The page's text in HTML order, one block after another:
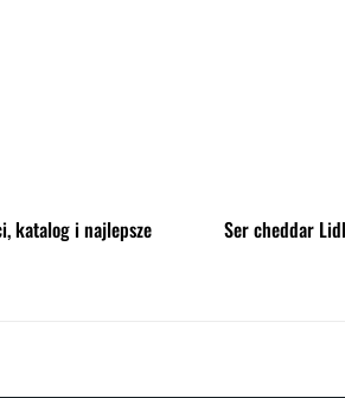
katalog i najlepsze
Ser cheddar